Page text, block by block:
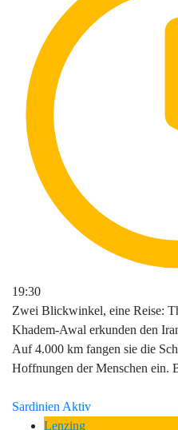
19:30
Zwei Blickwinkel, eine Reise:
Khadem-Awal erkunden den
Auf 4.000 km fangen sie die
Hoffnungen der Menschen ein.
Sardinien Aktiv
Lenzing